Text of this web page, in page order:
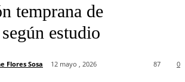
temprana de
estudio
Flores Sosa 12 mayo , 2026 0
87